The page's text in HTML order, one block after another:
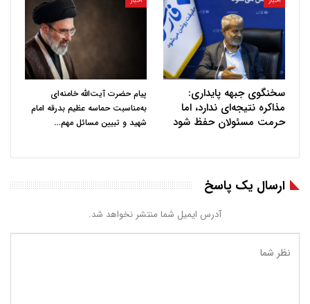
سخنگوی جبهه پایداری:
مذاکره نتیجه‌ای ندارد، اما
حرمت مسئولان حفظ شود
پیام حضرت آیت‌الله خامنه‌ای
به‌مناسبت حماسه عظیم بدرقه امام
شهید و تبیین مسائل مهم…
ارسال یک پاسخ
آدرس ایمیل شما منتشر نخواهد شد.